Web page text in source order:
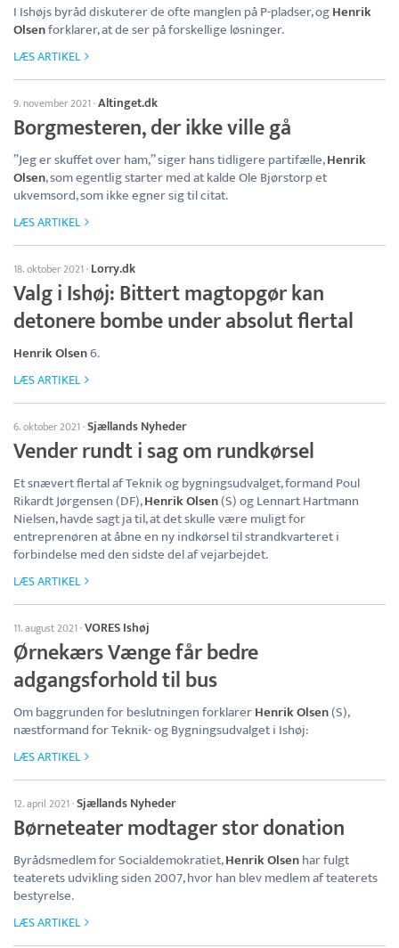
I Ishøjs byråd diskuterer de ofte manglen på P-pladser, ogHenrik
Olsenforklarer, at de ser på forskellige løsninger.
LÆS ARTIKEL
9. november 2021·Altinget.dk
Borgmesteren, der ikke ville gå
”Jeg er skuffet over ham,” siger hans tidligere partifælle,Henrik
Olsen, som egentlig starter med at kalde Ole Bjørstorp et
ukvemsord, som ikke egner sig til citat.
LÆS ARTIKEL
18. oktober 2021· Lorry.dk
Valg i Ishøj: Bittert magtopgør kan
detonere bombe under absolut flertal
Henrik Olsen6.
LÆS ARTIKEL
6. oktober 2021·Sjællands Nyheder
Vender rundt i sag om rundkørsel
Et snævert flertal af Teknik og bygningsudvalget, formand Poul
Rikardt Jørgensen (DF),Henrik Olsen(S) og Lennart Hartmann
Nielsen, havde sagt ja til, at det skulle være muligt for
entreprenøren at åbne en ny indkørsel til strandkvarteret i
forbindelse med den sidste del af vejarbejdet.
LÆS ARTIKEL
11. august 2021·VORES Ishøj
Ørnekærs Vænge får bedre
adgangsforhold til bus
Om baggrunden for beslutningen forklarerHenrik Olsen(S),
næstformand for Teknik- og Bygningsudvalget i Ishøj:
LÆS ARTIKEL
12. april 2021·Sjællands Nyheder
Børneteater modtager stor donation
Byrådsmedlem for Socialdemokratiet,Henrik Olsenhar fulgt
teaterets udvikling siden 2007, hvor han blev medlem af teaterets
bestyrelse.
LÆS ARTIKEL